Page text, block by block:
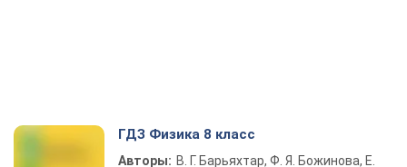
ГДЗ Физика 8 класс
Авторы: В. Г. Барьяхтар, Ф. Я. Божинова, Е.